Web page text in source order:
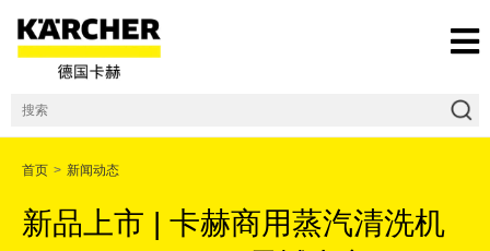
首页 > 新闻动态
新品上市 | 卡赫商用蒸汽清洗机